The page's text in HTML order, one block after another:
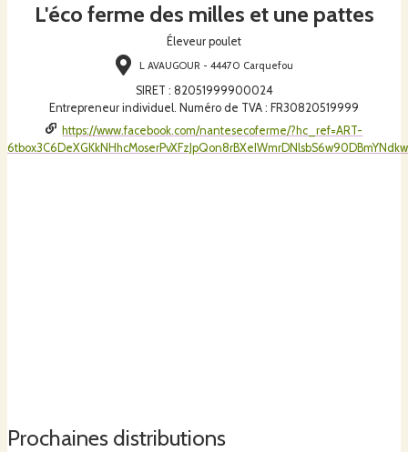
L'éco ferme des milles et une pattes
Éleveur poulet
L AVAUGOUR - 44470 Carquefou
SIRET : 82051999900024
Entrepreneur individuel. Numéro de TVA : FR30820519999
https://www.facebook.com/nantesecoferme/?hc_ref=ART-
Prochaines distributions